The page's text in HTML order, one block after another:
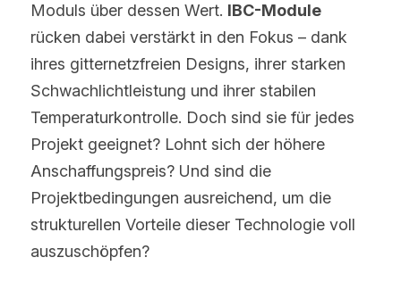
Moduls über dessen Wert. IBC-Module
rücken dabei verstärkt in den Fokus – dank
ihres gitternetzfreien Designs, ihrer starken
Schwachlichtleistung und ihrer stabilen
Temperaturkontrolle. Doch sind sie für jedes
Projekt geeignet? Lohnt sich der höhere
Anschaffungspreis? Und sind die
Projektbedingungen ausreichend, um die
strukturellen Vorteile dieser Technologie voll
auszuschöpfen?